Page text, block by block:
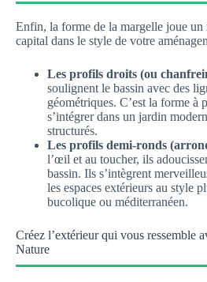
Enfin, la forme de la margelle joue un
capital dans le style de votre
Les profils droits (ou
soulignent le bassin avec des
géométriques. C’est la forme à
s’intégrer dans un jardin
structurés.
Les profils demi-ronds
l’œil et au toucher, ils
bassin. Ils s’intègrent
les espaces extérieurs au style
bucolique ou méditerranéen.
Créez l’extérieur qui vous ressemble
Nature